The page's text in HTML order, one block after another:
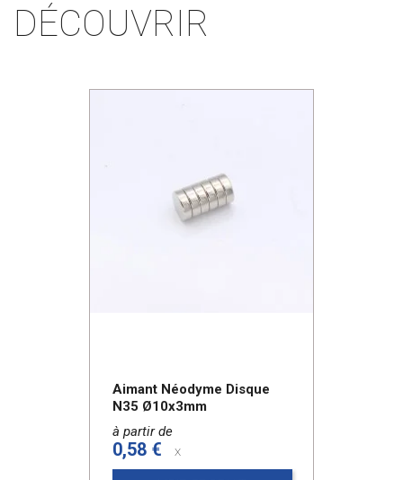
DÉCOUVRIR
Aimant Néodyme Disque
N35 Ø10x3mm
à partir de
0,58 € x